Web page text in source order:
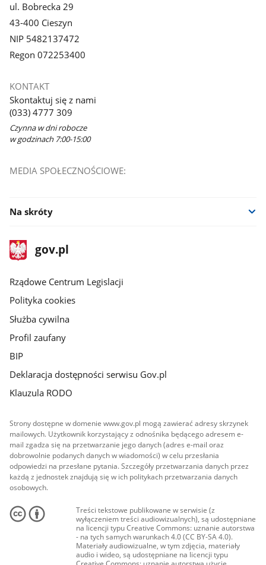
ul. Bobrecka 29
43-400 Cieszyn
NIP 5482137472
Regon 072253400
KONTAKT
Skontaktuj się z nami
(033) 4777 309
Czynna w dni robocze
w godzinach 7:00-15:00
MEDIA SPOŁECZNOŚCIOWE:
Na skróty
stopka
gov.plStrona
gov.pl
Rządowe Centrum Legislacji
Polityka cookies
Służba cywilna
Profil zaufany
BIP
Deklaracja dostępności serwisu Gov.pl
Klauzula RODO
Strony dostępne w domenie www.gov.pl mogą zawierać adresy skrzynek
mailowych. Użytkownik korzystający z odnośnika będącego adresem e-
mail zgadza się na przetwarzanie jego danych (adres e-mail oraz
dobrowolnie podanych danych w wiadomości) w celu przesłania
odpowiedzi na przesłane pytania. Szczegóły przetwarzania danych przez
każdą z jednostek znajdują się w ich politykach przetwarzania danych
osobowych.
Treści tekstowe publikowane w serwisie (z
wyłączeniem treści audiowizualnych), są udostępniane
na licencji typu Creative Commons: uznanie autorstwa
- na tych samych warunkach 4.0 (CC BY-SA 4.0).
Materiały audiowizualne, w tym zdjęcia, materiały
audio i wideo, są udostępniane na licencji typu